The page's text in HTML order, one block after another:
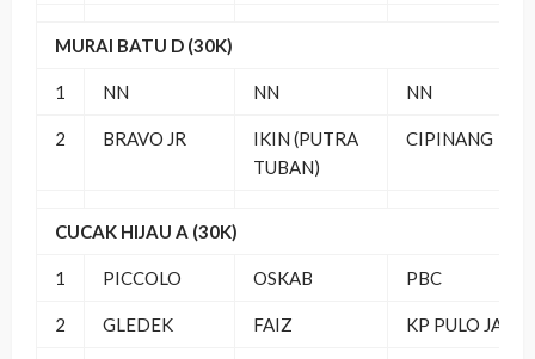
MURAI BATU D (30K)
1 NN NN NN
2 BRAVO JR
IKIN (PUTRA
TUBAN)
CIPINANG
CUCAK HIJAU A (30K)
1 PICCOLO OSKAB PBC
2 GLEDEK FAIZ KP PULO JAHE